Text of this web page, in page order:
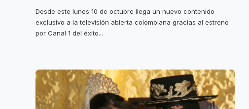
Desde este lunes 10 de octubre llega un nuevo contenido
exclusivo a la televisión abierta colombiana gracias al estreno
por Canal 1 del éxito...